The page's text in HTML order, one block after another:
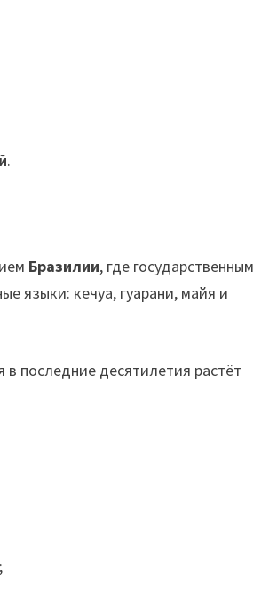
.
Бразилии, где государственным
языки: кечуа, гуарани, майя и
в последние десятилетия растёт